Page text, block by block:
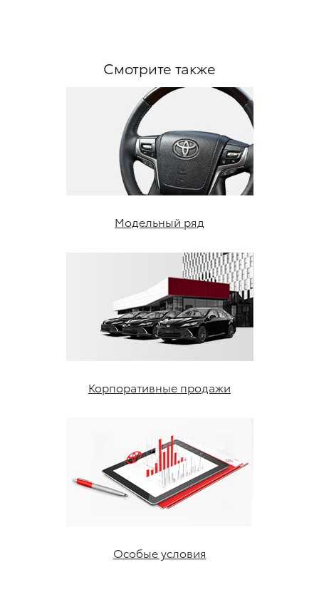
Смотрите также
Модельный ряд
Корпоративные продажи
Особые условия